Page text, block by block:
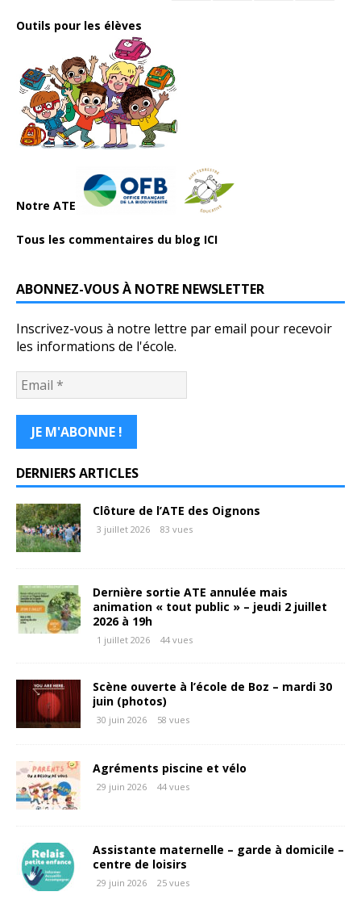
Outils pour les élèves
Notre ATE
Tous les commentaires du blog ICI
ABONNEZ-VOUS À NOTRE NEWSLETTER
Inscrivez-vous à notre lettre par email pour recevoir
les informations de l'école.
DERNIERS ARTICLES
Clôture de l’ATE des Oignons
3 juillet 2026 83 vues
Dernière sortie ATE annulée mais
animation « tout public » – jeudi 2 juillet
2026 à 19h
1 juillet 2026 44 vues
Scène ouverte à l’école de Boz – mardi 30
juin (photos)
30 juin 2026 58 vues
Agréments piscine et vélo
29 juin 2026 44 vues
Assistante maternelle – garde à domicile –
centre de loisirs
29 juin 2026 25 vues